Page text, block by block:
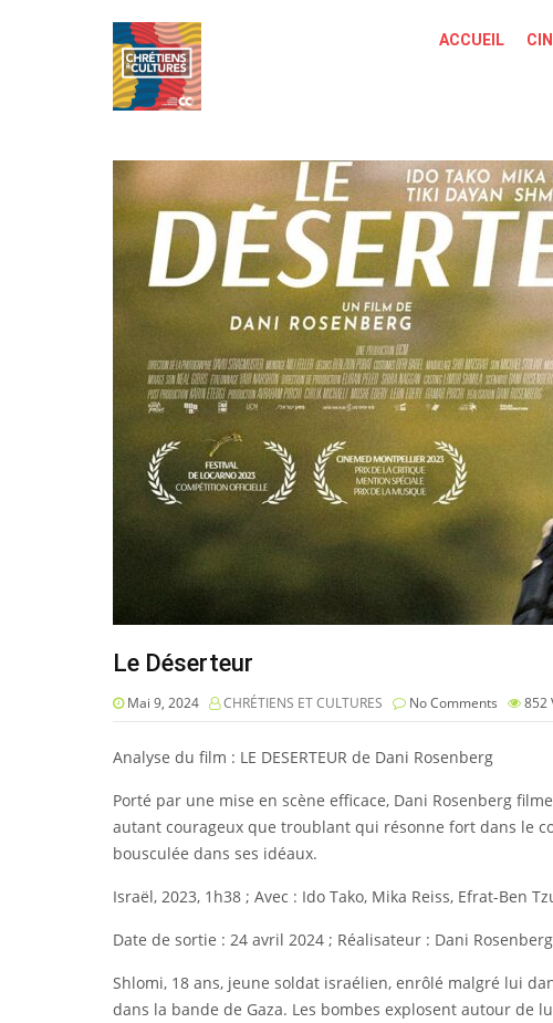
ACCUEIL
Le Déserteur
Mai 9, 2024 CHRÉTIENS ET CULTURES No Comments 852
Analyse du film : LE DESERTEUR de Dani Rosenberg
Porté par une mise en scène efficace, Dani Rosenberg
autant courageux que troublant qui résonne fort dans le
bousculée dans ses idéaux.
Israël, 2023, 1h38 ; Avec : Ido Tako, Mika Reiss, Efrat-Ben
Date de sortie : 24 avril 2024 ; Réalisateur : Dani Rosenberg
Shlomi, 18 ans, jeune soldat israélien, enrôlé malgré lui
dans la bande de Gaza. Les bombes explosent autour de